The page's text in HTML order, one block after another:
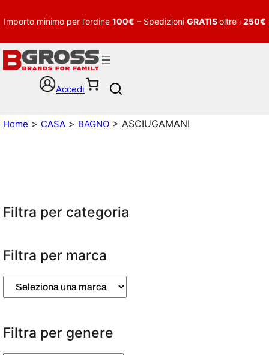
Importo minimo per l’ordine 100€ – Spedizioni GRATISoltre i 250€
Accedi
a
r
Home > CASA > BAGNO > ASCIUGAMANI
Filtra per categoria
Filtra per marca
Filtra per genere